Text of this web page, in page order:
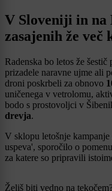
V Sloveniji in na
zasajenih že več
Radenska bo letos že
prizadele naravne ujme ali
droni poskrbeli za obnovo
uničenega v vetrolomu,
bodo s prostovoljci v
drevja.
V sklopu letošnje
uspeva', sporočilo o
za katere so pripravili
Želiš biti vedno na